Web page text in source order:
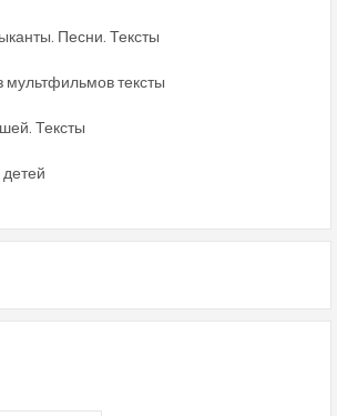
Песни. Тексты
мультфильмов тексты
Тексты